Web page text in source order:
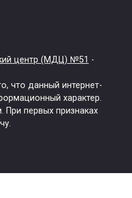
центр (МДЦ) №51 -
что данный интернет-
характер.
При первых признаках